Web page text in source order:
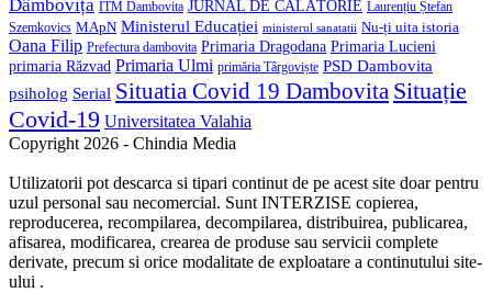
Dâmbovița ITM Dambovita JURNAL DE CĂLĂTORIE Laurențiu Ștefan
Szemkovics MApN Ministerul Educației ministerul sanatatii Nu-ți uita istoria
Oana Filip Prefectura dambovita Primaria Dragodana Primaria Lucieni
primaria Răzvad Primaria Ulmi primăria Târgoviște PSD Dambovita
psiholog Serial Situatia Covid 19 Dambovita Situație
Covid-19 Universitatea Valahia
Copyright 2026 - Chindia Media
Utilizatorii pot descarca si tipari continut de pe acest site doar pentru
uzul personal sau necomercial. Sunt INTERZISE copierea,
reproducerea, recompilarea, decompilarea, distribuirea, publicarea,
afisarea, modificarea, crearea de produse sau servicii complete
derivate, precum si orice modalitate de exploatare a continutului site-
ului .